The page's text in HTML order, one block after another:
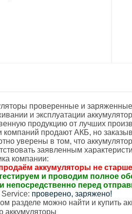
проверенные и
и эксплуатации
продукцию от лучших
компаний продают АКБ, но
уверены в том, что
заявленным
компании:
аккумуляторы не
и проводим полное
непосредственно перед
Service: проверено, заряжено!
разделе можно найти и купить
аккумуляторы